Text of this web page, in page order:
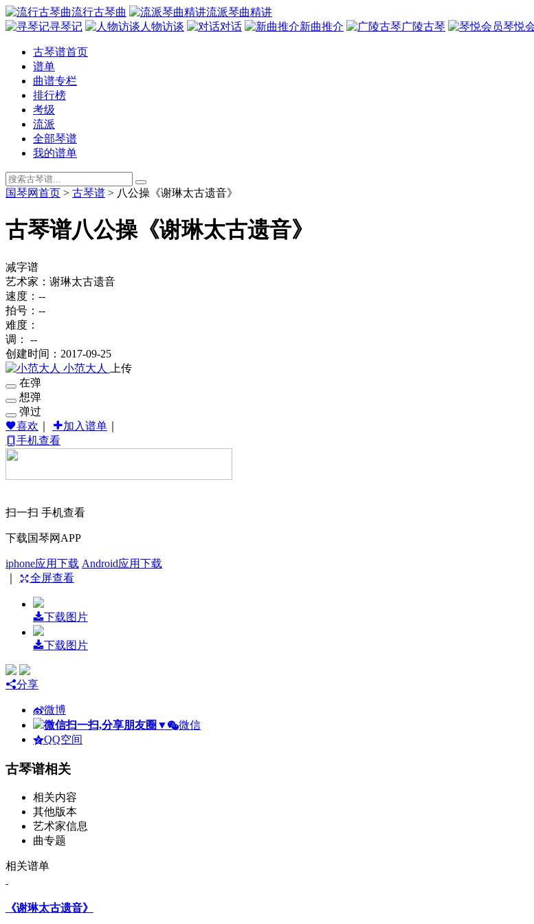
流行古琴曲
流派琴曲精讲
寻琴记
人物访谈 对话 新曲推介 广陵古琴 琴悦
古琴谱首页
谱单
曲谱专栏
排行榜
考级
流派
全部琴谱
我的谱单
国琴网首页 > 古琴谱 > 八公操《谢琳太古遗音》
古琴谱八公操《谢琳太古遗音》
减字谱
艺术家：谢琳太古遗音
速度：--
拍号：--
难度：
调： --
创建时间：2017-09-25
小范大人
上传
在弹
想弹
弹过
喜欢
加入谱单
手机查看
扫一扫 手机查看
下载国琴网APP
iphone应用下载 Android应用下载
全屏查看
下载图片
下载图片
分享
微博
微信扫一扫,分享朋友圈 ▼
微信
QQ空间
古琴谱相关
相关内容
其他版本
艺术家信息
曲专题
相关谱单
《谢琳太古遗音》